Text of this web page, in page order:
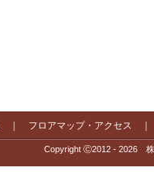
フロアマップ・アクセス
Copyright Ⓒ2012 - 2026 株